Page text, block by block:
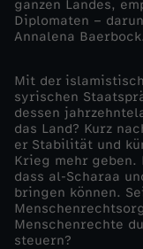
-
a
c
h
t
ganzen Landes,
Diplomaten –
Annalena Baerbock.
Mit der
syrischen
dessen
das Land? Kurz
er Stabilität und
Krieg mehr geben.
dass al-Scharaa
bringen können.
Menschenrechte
steuern?